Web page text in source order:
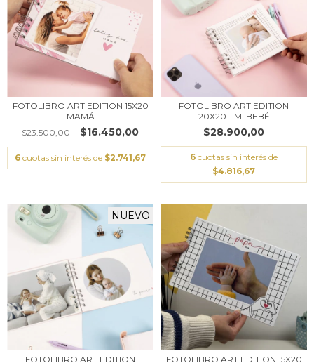
FOTOLIBRO ART EDITION 15X20
MAMÁ
$23.500,00
$16.450,00
6 cuotas sin interés de $2.741,67
FOTOLIBRO ART EDITION
20X20 - MI BEBÉ
$28.900,00
6 cuotas sin interés de
$4.816,67
NUEVO
FOTOLIBRO ART EDITION
FOTOLIBRO ART EDITION 15X20